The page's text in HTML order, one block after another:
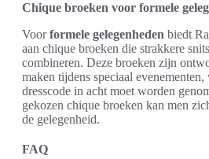
Chique broeken voor formele
Voorformele gelegenheden biedt
aan chique broeken die strakkere
combineren. Deze broeken zijn
maken tijdens speciaal
dresscode in acht moet worden
gekozen chique broeken kan men
de gelegenheid.
FAQ